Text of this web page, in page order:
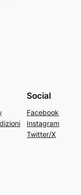
Social
Facebook
Instagram
Twitter/X